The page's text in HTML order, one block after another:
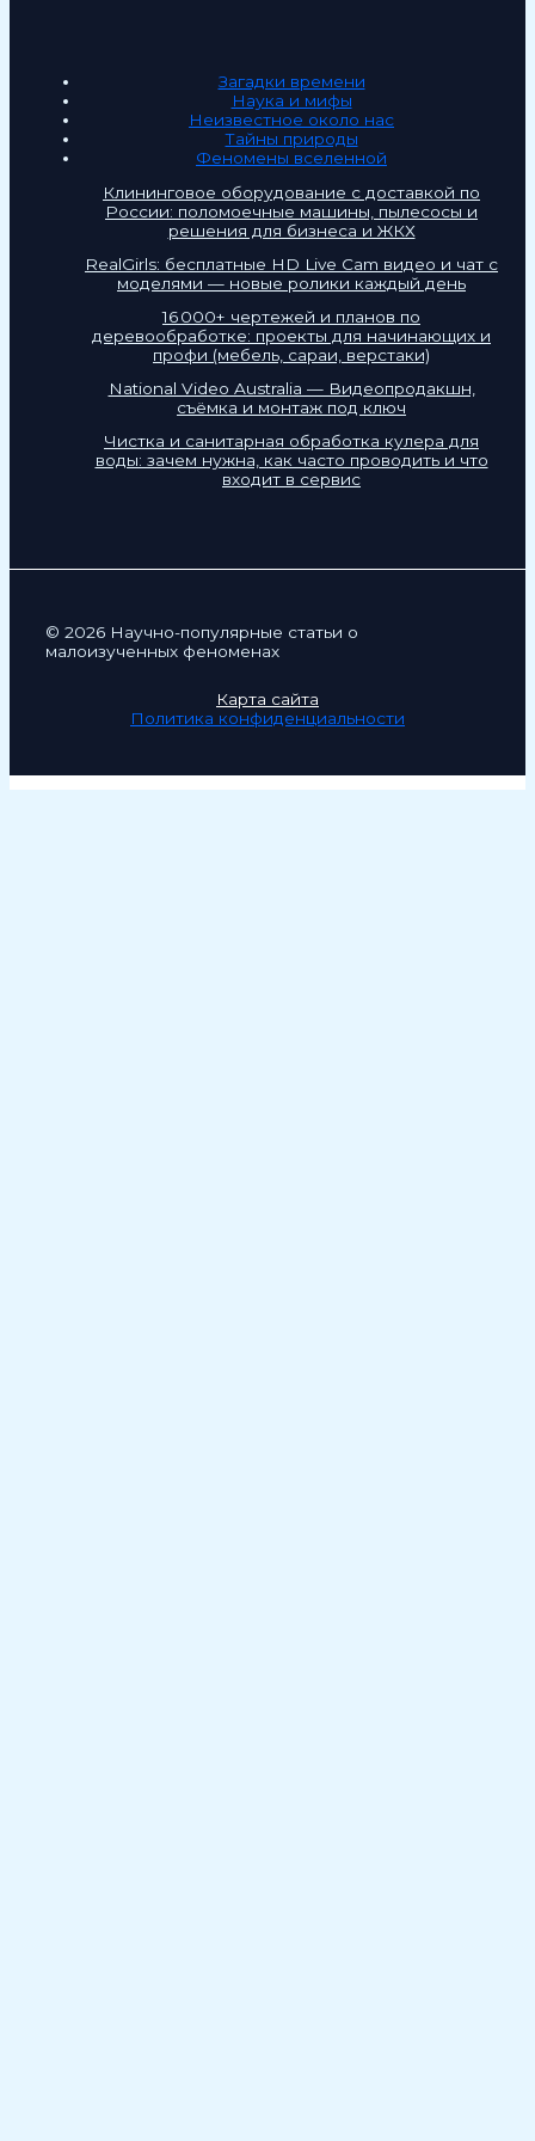
Загадки времени
Наука и мифы
Неизвестное около нас
Тайны природы
Феномены вселенной
Клининговое оборудование с доставкой по
России: поломоечные машины, пылесосы и
решения для бизнеса и ЖКХ
RealGirls: бесплатные HD Live Cam видео и чат с
моделями — новые ролики каждый день
16 000+ чертежей и планов по
деревообработке: проекты для начинающих и
профи (мебель, сараи, верстаки)
National Video Australia — Видеопродакшн,
съёмка и монтаж под ключ
Чистка и санитарная обработка кулера для
воды: зачем нужна, как часто проводить и что
входит в сервис
© 2026 Научно-популярные статьи о
малоизученных феноменах
Карта сайта
Политика конфиденциальности